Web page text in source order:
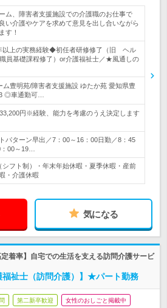
ム、障害者支援施設での介護職のお仕事で
い介護やケアを求めて意見を出し合いながら
す！
上の実務経験◆初任者研修修了（旧 ヘル
員基礎課程修了）or介護福祉士／★風通しの
ム豊明苑/障害者支援施設 ゆたか苑 愛知県豊
◎車通勤可…
円※経験、能力を考慮のうえ決定します
パターン早出／7：00～16：00日勤／8：45
00～19…
シフト制）・年末年始休暇・夏季休暇・産前
・介護休暇
気になる
着率】自宅での生活を支える訪問介護サービ
祉士（訪問介護）】★パート勤務
第二新卒歓迎 女性のおしごと掲載中